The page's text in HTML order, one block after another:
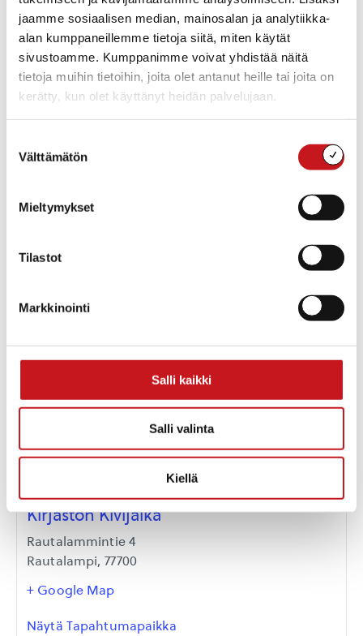
jaamme sosiaalisen median, mainosalan ja analytiikka-
alan kumppaneillemme tietoja siitä, miten käytät
sivustoamme. Kumppanimme voivat yhdistää näitä
tietoja muihin tietoihin, joita olet antanut heille tai joita on
kerätty, kun olet käyttänyt heidän palvelujaan.
valinta
Välttämätön
Mieltymykset
Tilastot
Markkinointi
Salli kaikki
Salli valinta
Kiellä
TAPAHTUMAPAIKAT
Rautalampi
Rautalampi
+ Google Map
Kirjaston Kivijalka
Rautalammintie 4
Rautalampi, 77700
+ Google Map
Näytä Tapahtumapaikka